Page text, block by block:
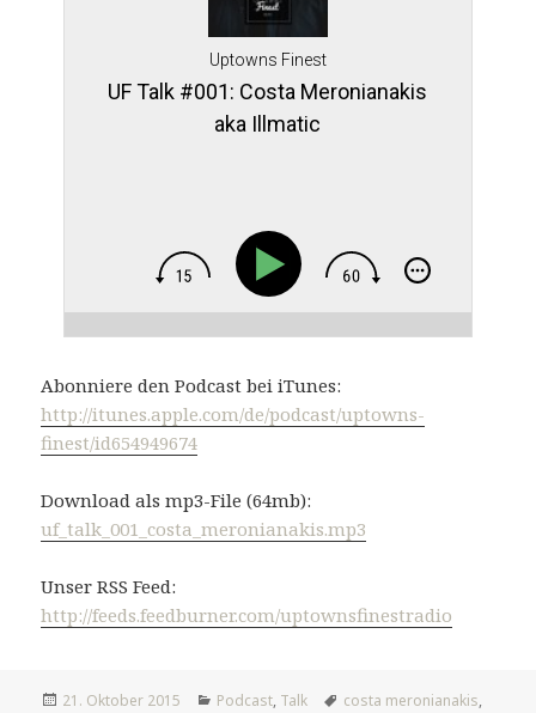
Uptowns Finest
UF Talk #001: Costa Meronianakis
aka Illmatic
Abonniere den Podcast bei iTunes:
http://itunes.apple.com/de/podcast/uptowns-
finest/id654949674
Download als mp3-File (64mb):
uf_talk_001_costa_meronianakis.mp3
Unser RSS Feed:
http://feeds.feedburner.com/uptownsfinestradio
Veröffentlicht
21. Oktober 2015 Kategorien
Podcast, Talk Tags
costa meronianakis,